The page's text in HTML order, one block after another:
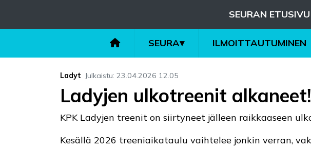
SEURAN ETUSIVU
SEURA▾ ILMOITTAUTUMINEN
Ladyt Julkaistu: 23.04.2026 12.05
Ladyjen ulkotreenit alkaneet!
KPK Ladyjen treenit on siirtyneet jälleen raikkaaseen
Kesällä 2026 treeniaikataulu vaihtelee jonkin verran,